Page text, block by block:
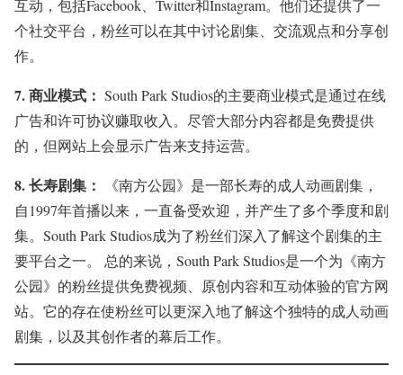
互动，包括Facebook、Twitter和Instagram。他们还提供了一
个社交平台，粉丝可以在其中讨论剧集、交流观点和分享创
作。
7.商业模式： South Park Studios的主要商业模式是通过在线
广告和许可协议赚取收入。尽管大部分内容都是免费提供
的，但网站上会显示广告来支持运营。
8.长寿剧集：
《南方公园》是一部长寿的成人动画剧集，
自1997年首播以来，一直备受欢迎，并产生了多个季度和剧
集。South Park Studios成为了粉丝们深入了解这个剧集的主
要平台之一。 总的来说，South Park Studios是一个为《南方
公园》的粉丝提供免费视频、原创内容和互动体验的官方网
站。它的存在使粉丝可以更深入地了解这个独特的成人动画
剧集，以及其创作者的幕后工作。